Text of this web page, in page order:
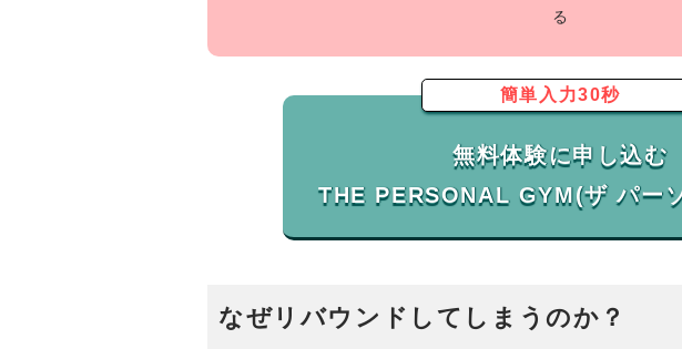
る
簡単入力30秒
無料体験に申し込む
なぜリバウンドしてしまうのか？